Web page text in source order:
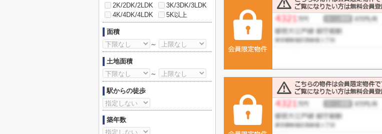
2K/2DK/2LDK
3K/3DK/3LDK
4K/4DK/4LDK
5K以上
面積
～
土地面積
～
駅からの徒歩
築年数